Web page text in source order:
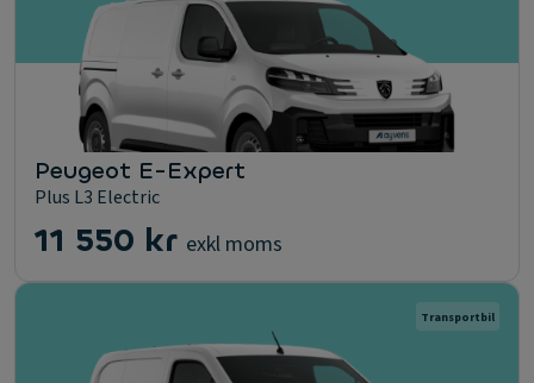
Peugeot E-Expert
Plus L3 Electric
11 550 kr exkl moms
Transportbil